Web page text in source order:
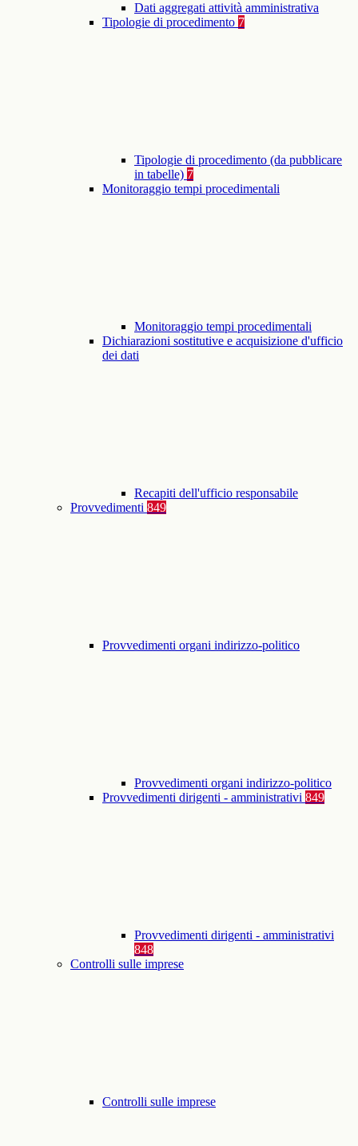
Dati aggregati attività amministrativa
Tipologie di procedimento 7
Tipologie di procedimento (da pubblicare
in tabelle) 7
Monitoraggio tempi procedimentali
Monitoraggio tempi procedimentali
Dichiarazioni sostitutive e acquisizione d'ufficio
dei dati
Recapiti dell'ufficio responsabile
Provvedimenti 849
Provvedimenti organi indirizzo-politico
Provvedimenti organi indirizzo-politico
Provvedimenti dirigenti - amministrativi 849
Provvedimenti dirigenti - amministrativi
848
Controlli sulle imprese
Controlli sulle imprese